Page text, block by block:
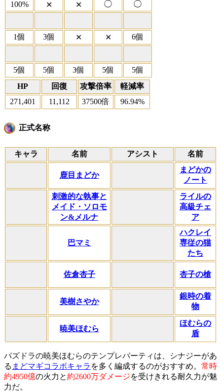
100% ✕ ✕ ◯ ◯
1個 3個 ✕ ✕ 6個
5個 5個 3個 5個
5個
HP
回復 攻撃倍率
軽減率
271,401
11,112 37500倍 96.94%
正式名称
キャラ 名前 アシスト 名前
鹿目まどか
まどかの
ノート
刺激的な執事と
メイド・ソロモ
ン&メルナ
ライルの
高級チェ
ア
巴マミ
ハクレイ
専従の猫
たち
佐倉杏子 杏子の槍
美樹さやか
銀時の着
物
暁美ほむら
ほむらの
盾
パズドラの暁美ほむらのテンプレパーティは、シナジーがあ
る まどマギコラボキャラ を多く編成するのがおすすめ。 常時
約4950億の火力と約2600万ダメージを受けきれる耐久力が魅
力だ。